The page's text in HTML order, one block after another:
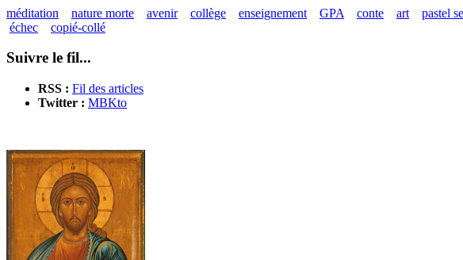
méditation nature morte avenir collège enseignement GPA conte art pastel
échec
copié-collé
Suivre le fil...
RSS : Fil des articles
Twitter : MBKto